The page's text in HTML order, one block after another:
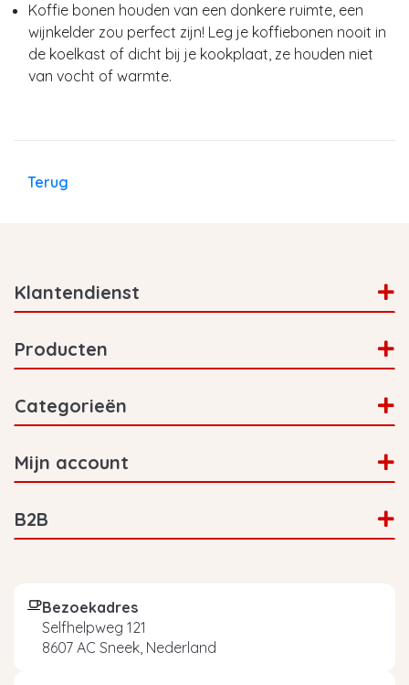
Koffie bonen houden van een donkere ruimte, een
wijnkelder zou perfect zijn! Leg je koffiebonen nooit in
de koelkast of dicht bij je kookplaat, ze houden niet
van vocht of warmte.
Terug
Klantendienst
Producten
Categorieën
Mijn account
B2B
Bezoekadres
Selfhelpweg 121
8607 AC Sneek, Nederland